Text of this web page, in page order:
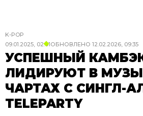
K-POP
09.01.2025, 02:01ОБНОВЛЕНО 12.02.2026, 09:35
УСПЕШНЫЙ
ЛИДИРУЮТ В
ЧАРТАХ С СИНГЛ-
TELEPARTY